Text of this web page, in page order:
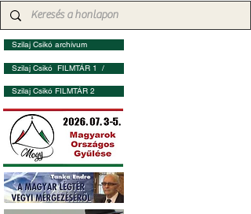
Szilaj Csikó archívum
Szilaj Csikó FILMTÁR 1 /
Szilaj Csikó FILMTÁR 2